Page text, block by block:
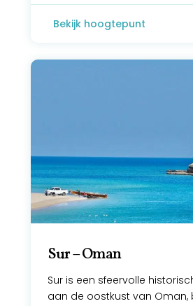
Bekijk hoogtepunt
Sur – Oman
Sur is een sfeervolle
aan de oostkust van Oman,